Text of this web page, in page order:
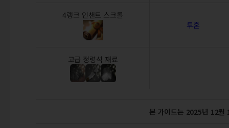
4랭크 인챈트 스크롤
투혼
고급 정령석 재료
본 가이드는 2025년 12월